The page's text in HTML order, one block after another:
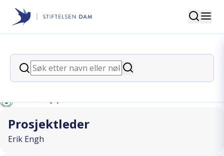
Stiftelsen Dam
Søk
Søk
Søk
back
Lær å svømme
Prosjektleder
Erik Engh